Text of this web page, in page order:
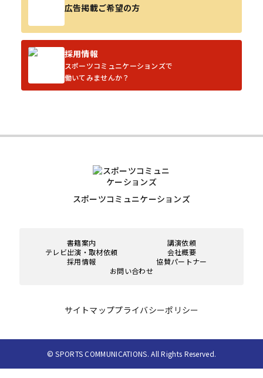
広告掲載ご希望の方
採用情報
スポーツコミュニケーションズで
働いてみませんか？
スポーツコミュニケーションズ
書籍案内
講演依頼
テレビ出演・取材依頼
会社概要
採用情報
協賛パートナー
お問い合わせ
サイトマッププライバシーポリシー
© SPORTS COMMUNICATIONS. All Rights Reserved.